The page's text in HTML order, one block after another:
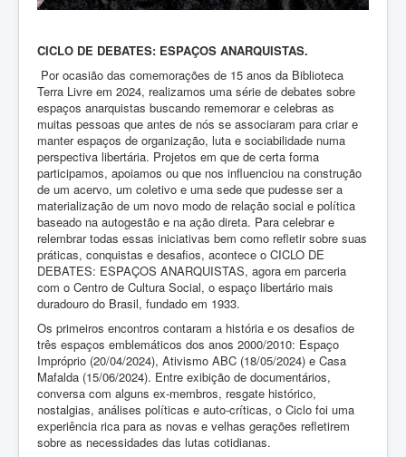
CICLO DE DEBATES: ESPAÇOS ANARQUISTAS.
Por ocasião das comemorações de 15 anos da Biblioteca
Terra Livre em 2024, realizamos uma série de debates sobre
espaços anarquistas buscando rememorar e celebras as
muitas pessoas que antes de nós se associaram para criar e
manter espaços de organização, luta e sociabilidade numa
perspectiva libertária. Projetos em que de certa forma
participamos, apoiamos ou que nos influenciou na construção
de um acervo, um coletivo e uma sede que pudesse ser a
materialização de um novo modo de relação social e política
baseado na autogestão e na ação direta. Para celebrar e
relembrar todas essas iniciativas bem como refletir sobre suas
práticas, conquistas e desafios, acontece o CICLO DE
DEBATES: ESPAÇOS ANARQUISTAS, agora em parceria
com o Centro de Cultura Social, o espaço libertário mais
duradouro do Brasil, fundado em 1933.
Os primeiros encontros contaram a história e os desafios de
três espaços emblemáticos dos anos 2000/2010: Espaço
Impróprio (20/04/2024), Ativismo ABC (18/05/2024) e Casa
Mafalda (15/06/2024). Entre exibição de documentários,
conversa com alguns ex-membros, resgate histórico,
nostalgias, análises políticas e auto-críticas, o Ciclo foi uma
experiência rica para as novas e velhas gerações refletirem
sobre as necessidades das lutas cotidianas.